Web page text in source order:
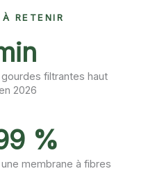
RETENIR
filtrantes haut
2026
%
membrane à fibres